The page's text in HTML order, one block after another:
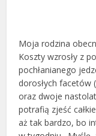
Moja rodzina
Koszty wzrosły z
pochłanianego
dorosłych facetów
oraz dwoje
potrafią zjeść
aż tak bardzo, bo